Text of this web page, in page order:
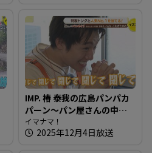
IMP. 椿 泰我の広島パンパカ
パーン～パン屋さんの中に
鉄板！？鉄板で作るカフェ
メニューも豊富な人気店
イマナマ！
2025年12月4日放送